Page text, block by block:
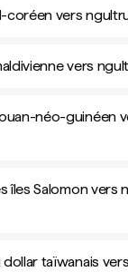
coréen vers
vers
néo-guinéen
îles Salomon vers
taïwanais